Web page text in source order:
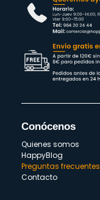
Conócenos
Quienes somos
HappyBlog
Preguntas frecuentes
Contacto